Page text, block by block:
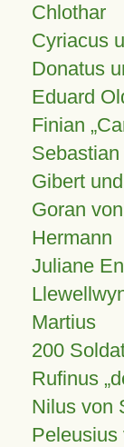
Chlothar
Cyriacus
Donatus
Eduard
Finian
Gibert
Goran
Hermann
Juliane
Martius
200
Rufinus
Nilus von
Peleusius